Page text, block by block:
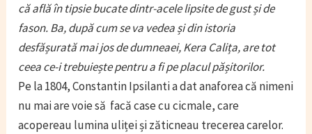
că află în tipsie bucate dintr-acele lipsite de gust și de
fason. Ba, după cum se va vedea și din istoria
desfășurată mai jos de dumneaei, Kera Calița, are tot
ceea ce-i trebuiește pentru a fi pe placul pășitorilor.
Pe la 1804, Constantin Ipsilanti a dat anaforea că nimeni
nu mai are voie să facă case cu cicmale, care
acopereau lumina uliței și zăticneau trecerea carelor.